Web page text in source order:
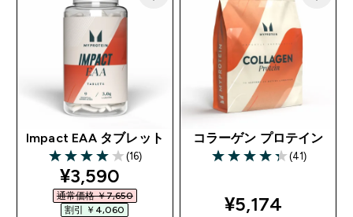
Impact EAA タブレット
4 out of 5 stars
(16)
discounted price
¥3,590‎
通常価格 ￥7,650‎
割引 ￥4,060‎
コラーゲン プロテイン
4.29 out of 5 stars
(41)
¥5,174‎